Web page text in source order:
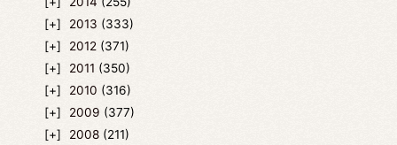
2013 (333)
2012 (371)
2011 (350)
2010 (316)
2009 (377)
2008 (211)